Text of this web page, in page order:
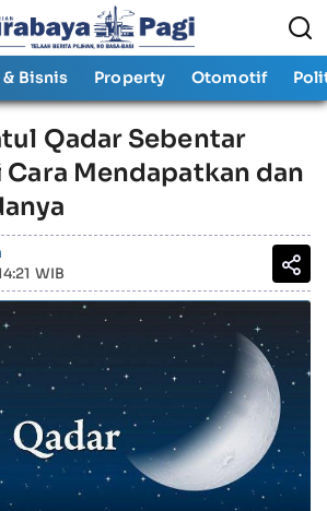
Bisnis Property Otomotif
Qadar Sebentar
Cara Mendapatkan dan
WIB